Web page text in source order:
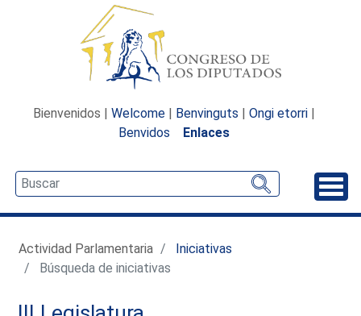
Bienvenidos | Welcome | Benvinguts | Ongi etorri |
Benvidos
Enlaces
Actividad Parlamentaria
Iniciativas
Búsqueda de iniciativas